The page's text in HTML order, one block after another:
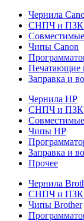
Чернила
СНПЧ и ПЗК
Чипы Canon
Печатающие
Заправка и
Чернила HP
СНПЧ и ПЗК
Чипы HP
Заправка и
Прочее
Чернила
СНПЧ и ПЗК
Чипы Brother